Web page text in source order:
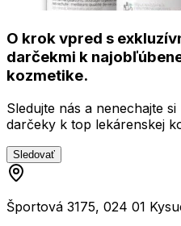
O krok vpred s
darčekmi k
kozmetike.
Sledujte nás a nenechajte
darčeky k top lekárenskej
Sledovať
Športová 3175, 024 01